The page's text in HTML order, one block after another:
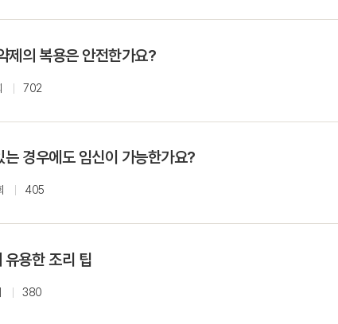
제의 복용은 안전한가요?
702
경우에도 임신이 가능한가요?
405
유용한 조리 팁
380